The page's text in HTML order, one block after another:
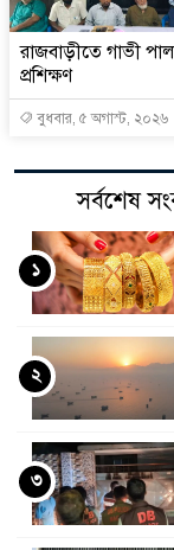
রাজবাড়ীতে গাভী
প্রশিক্ষণ
বুধবার, ৫ অগাস্ট, ২০২৬
সর্বশেষ
১
২
৩